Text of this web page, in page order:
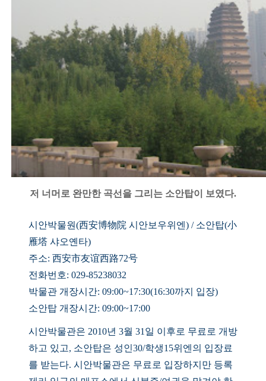
저 너머로 완만한 곡선을 그리는 소안탑이 보였다.
시안박물원(西安博物院 시안보우위엔) / 소안탑(小
雁塔 샤오옌타)
주소: 西安市友谊西路72号
전화번호: 029-85238032
박물관 개장시간: 09:00~17:30(16:30까지 입장)
소안탑 개장시간: 09:00~17:00
시안박물관은 2010년 3월 31일 이후로 무료로 개방
하고 있고, 소안탑은 성인30/학생15위엔의 입장료
를 받는다. 시안박물관은 무료로 입장하지만 등록